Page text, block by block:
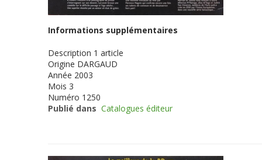
Informations supplémentaires
Description 1 article
Origine DARGAUD
Année 2003
Mois 3
Numéro 1250
Publié dans Catalogues éditeur